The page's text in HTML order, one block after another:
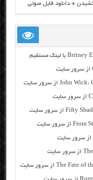
+ دانلود فایل صوتی